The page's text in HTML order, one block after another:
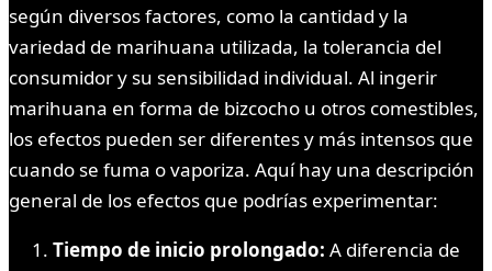
según diversos factores, como la cantidad y la
variedad de marihuana utilizada, la tolerancia del
consumidor y su sensibilidad individual. Al ingerir
marihuana en forma de bizcocho u otros comestibles,
los efectos pueden ser diferentes y más intensos que
cuando se fuma o vaporiza. Aquí hay una descripción
general de los efectos que podrías experimentar:
Tiempo de inicio prolongado: A diferencia de